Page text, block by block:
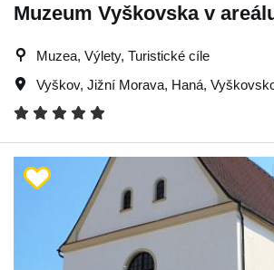
Muzeum Vyškovska v
Muzea, Výlety, Turistické cíle
Vyškov, Jižní Morava, Haná,